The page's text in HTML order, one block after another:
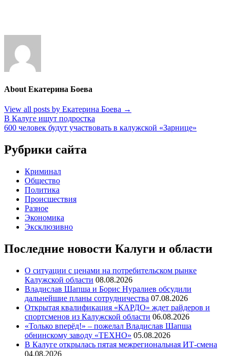
About Екатерина Боева
View all posts by Екатерина Боева →
Навигация
по
записям
В Калуге ищут подростка
600 человек будут участвовать в калужской «Зарнице»
Рубрики сайта
Криминал
Общество
Политика
Происшествия
Разное
Экономика
Эксклюзивно
Последние новости Калуги и области
О ситуации с ценами на потребительском рынке
Калужской области 08.08.2026
Владислав Шапша и Борис Нуралиев обсудили
дальнейшие планы сотрудничества 07.08.2026
Открытая квалификация «КАРДО» ждет райдеров и
спортсменов из Калужской области 06.08.2026
«Только вперёд!» – пожелал Владислав Шапша
обнинскому заводу «ТЕХНО» 05.08.2026
В Калуге открылась пятая межрегиональная ИТ-смена
04.08.2026